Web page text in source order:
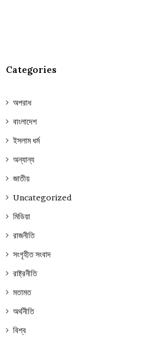
Categories
অপরাধ
বাংলাদেশ
ইসলাম ধর্ম
অন্যান্য
জাতীয়
Uncategorized
মিডিয়া
রাজনীতি
সংগৃহীত সংবাদ
রাষ্ট্রনীতি
মতামত
অর্থনীতি
বিশ্ব